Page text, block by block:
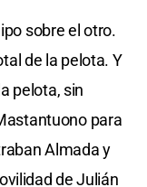
sobre el otro.
de la pelota. Y
pelota, sin
para
Almada y
de Julián